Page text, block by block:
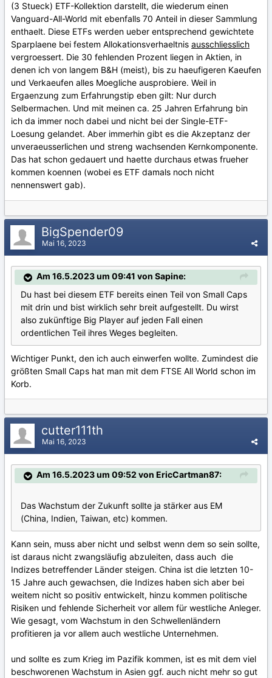
(3 Stueck) ETF-Kollektion darstellt, die wiederum einen
Vanguard-All-World mit ebenfalls 70 Anteil in dieser Sammlung
enthaelt. Diese ETFs werden ueber entsprechend gewichtete
Sparplaene bei festem Allokationsverhaeltnis ausschliesslich
vergroessert. Die 30 fehlenden Prozent liegen in Aktien, in
denen ich von langem B&H (meist), bis zu haeufigeren Kaeufen
und Verkaeufen alles Moegliche ausprobiere. Weil in
Ergaenzung zum Erfahrungstip eben gilt: Nur durch
Selbermachen. Und mit meinen ca. 25 Jahren Erfahrung bin
ich da immer noch dabei und nicht bei der Single-ETF-
Loesung gelandet. Aber immerhin gibt es die Akzeptanz der
unveraeusserlichen und streng wachsenden Kernkomponente.
Das hat schon gedauert und haette durchaus etwas frueher
kommen koennen (wobei es ETF damals noch nicht
nennenswert gab).
BigSpender09
Mai 16, 2023
Am 16.5.2023 um 09:41 von Sapine:
Du hast bei diesem ETF bereits einen Teil von Small Caps
mit drin und bist wirklich sehr breit aufgestellt. Du wirst
also zukünftige Big Player auf jeden Fall einen
ordentlichen Teil ihres Weges begleiten.
Wichtiger Punkt, den ich auch einwerfen wollte. Zumindest die
größten Small Caps hat man mit dem FTSE All World schon im
Korb.
cutter111th
Mai 16, 2023
Am 16.5.2023 um 09:52 von EricCartman87:
Das Wachstum der Zukunft sollte ja stärker aus EM
(China, Indien, Taiwan, etc) kommen.
Kann sein, muss aber nicht und selbst wenn dem so sein sollte,
ist daraus nicht zwangsläufig abzuleiten, dass auch die
Indizes betreffender Länder steigen. China ist die letzten 10-
15 Jahre auch gewachsen, die Indizes haben sich aber bei
weitem nicht so positiv entwickelt, hinzu kommen politische
Risiken und fehlende Sicherheit vor allem für westliche Anleger.
Wie gesagt, vom Wachstum in den Schwellenländern
profitieren ja vor allem auch westliche Unternehmen.
und sollte es zum Krieg im Pazifik kommen, ist es mit dem viel
beschworenen Wachstum in Asien ggf. auch nicht mehr so gut